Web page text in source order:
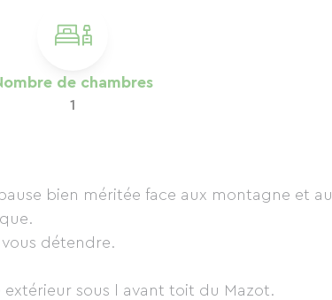
de chambres
1
bien méritée face aux montagne et au
détendre.
sous l avant toit du Mazot.